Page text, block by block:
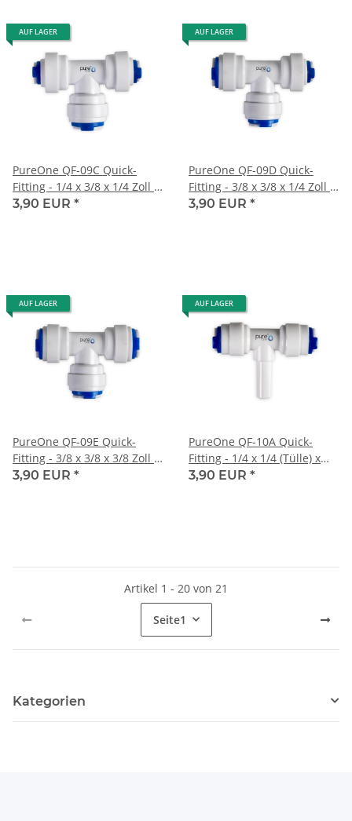
AUF LAGER
PureOne QF-09C Quick-
Fitting - 1/4 x 3/8 x 1/4 Zoll |
T-Form
3,90 EUR *
AUF LAGER
PureOne QF-09D Quick-
Fitting - 3/8 x 3/8 x 1/4 Zoll |
T-Form
3,90 EUR *
AUF LAGER
PureOne QF-09E Quick-
Fitting - 3/8 x 3/8 x 3/8 Zoll |
T-Form
3,90 EUR *
AUF LAGER
PureOne QF-10A Quick-
Fitting - 1/4 x 1/4 (Tülle) x
1/4 Zoll | T-Form
3,90 EUR *
Artikel 1 - 20 von 21
Seite1
Kategorien